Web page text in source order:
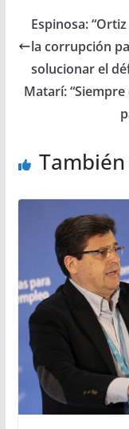
Espinosa:
la corrupción
solucionar el
Matarí: